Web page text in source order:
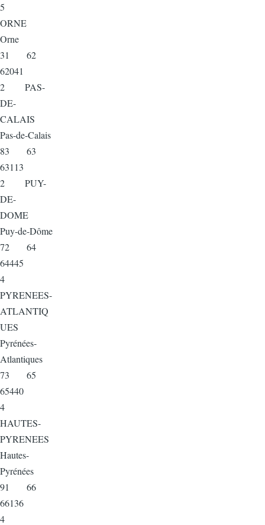
5
ORNE
Orne
31 62
62041
2 PAS-
DE-
CALAIS
Pas-de-Calais
83 63
63113
2 PUY-
DE-
DOME
Puy-de-Dôme
72 64
64445
4
PYRENEES-
ATLANTIQ
UES
Pyrénées-
Atlantiques
73 65
65440
4
HAUTES-
PYRENEES
Hautes-
Pyrénées
91 66
66136
4